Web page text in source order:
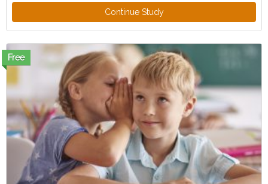
Continue Study
Free